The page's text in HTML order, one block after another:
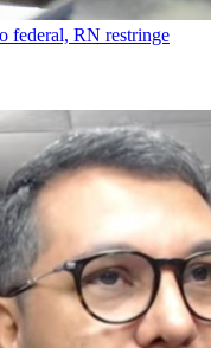
federal, RN restringe